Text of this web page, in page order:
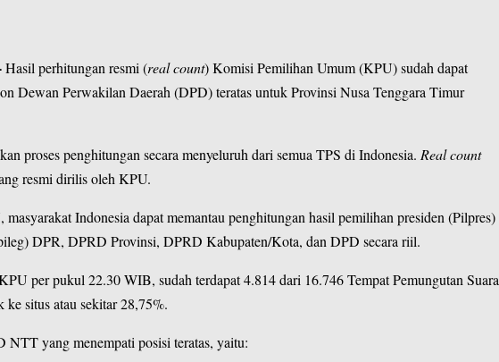
Hasil perhitungan resmi (real count) Komisi Pemilihan Umum (KPU) sudah dapat
Dewan Perwakilan Daerah (DPD) teratas untuk Provinsi Nusa Tenggara Timur
proses penghitungan secara menyeluruh dari semua TPS di Indonesia. Real count
resmi dirilis oleh KPU.
Indonesia dapat memantau penghitungan hasil pemilihan presiden (Pilpres)
DPR, DPRD Provinsi, DPRD Kabupaten/Kota, dan DPD secara riil.
per pukul 22.30 WIB, sudah terdapat 4.814 dari 16.746 Tempat Pemungutan Suara
situs atau sekitar 28,75%.
NTT yang menempati posisi teratas, yaitu: